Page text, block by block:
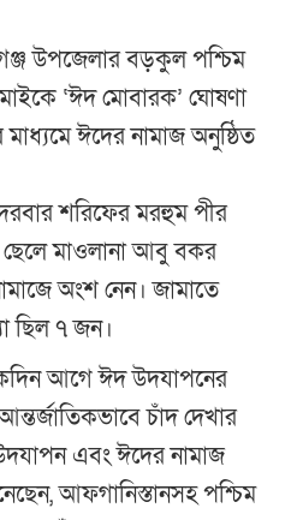
উপজেলার বড়কুল পশ্চিম
‘ঈদ মোবারক’ ঘোষণা
ঈদের নামাজ অনুষ্ঠিত
দরবার শরিফের মরহুম পীর
মাওলানা আবু বকর
অংশ নেন। জামাতে
ছিল ৭ জন।
আগে ঈদ উদযাপনের
চাঁদ দেখার
এবং ঈদের নামাজ
আফগানিস্তানসহ পশ্চিম